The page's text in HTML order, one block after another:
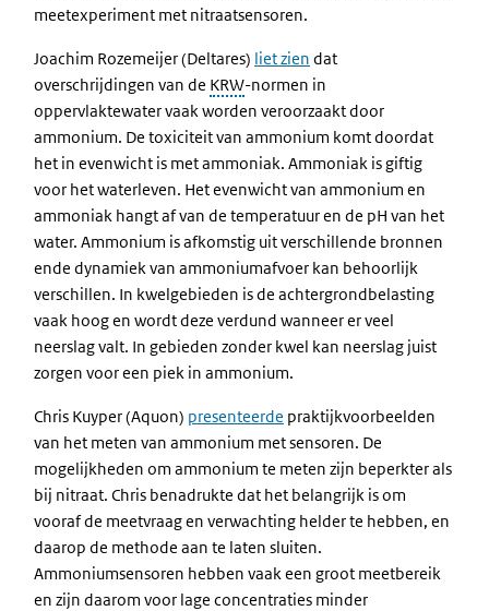
meetexperiment met nitraatsensoren.
Joachim Rozemeijer (Deltares) liet zien dat
overschrijdingen van de KRW-normen in
oppervlaktewater vaak worden veroorzaakt door
ammonium. De toxiciteit van ammonium komt doordat
het in evenwicht is met ammoniak. Ammoniak is giftig
voor het waterleven. Het evenwicht van ammonium en
ammoniak hangt af van de temperatuur en de pH van het
water. Ammonium is afkomstig uit verschillende bronnen
ende dynamiek van ammoniumafvoer kan behoorlijk
verschillen. In kwelgebieden is de achtergrondbelasting
vaak hoog en wordt deze verdund wanneer er veel
neerslag valt. In gebieden zonder kwel kan neerslag juist
zorgen voor een piek in ammonium.
Chris Kuyper (Aquon) presenteerde praktijkvoorbeelden
van het meten van ammonium met sensoren. De
mogelijkheden om ammonium te meten zijn beperkter als
bij nitraat. Chris benadrukte dat het belangrijk is om
vooraf de meetvraag en verwachting helder te hebben, en
daarop de methode aan te laten sluiten.
Ammoniumsensoren hebben vaak een groot meetbereik
en zijn daarom voor lage concentraties minder